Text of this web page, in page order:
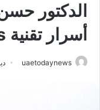
الدكتور
أسرار تقنية Fox Eyes في لقاء
uaetodaynews